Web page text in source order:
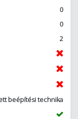
0
0
2
beépítési technika